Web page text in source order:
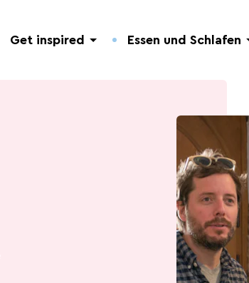
Get inspired
Geführte Touren
Essen und Schlafen
Campingplätze.
Veranstaltungen.